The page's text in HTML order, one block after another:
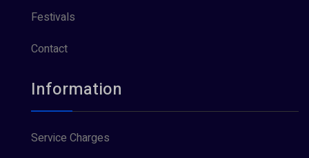
Festivals
Contact
Information
Service Charges